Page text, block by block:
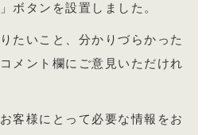
ボタンを設置しました。
たいこと、分かりづらかった
メント欄にご意見いただけれ
客様にとって必要な情報をお